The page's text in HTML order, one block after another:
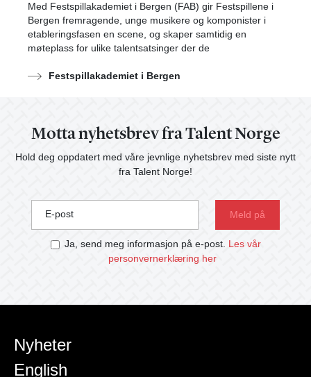
Med Festspillakademiet i Bergen (FAB) gir Festspillene i
Bergen fremragende, unge musikere og komponister i
etableringsfasen en scene, og skaper samtidig en
møteplass for ulike talentsatsinger der de
Festspillakademiet i Bergen
Motta nyhetsbrev fra Talent Norge
Hold deg oppdatert med våre jevnlige nyhetsbrev med siste nytt
fra Talent Norge!
E-post
Ja, send meg informasjon på e-post. Les vår
personvernerklæring her
Nyheter
English